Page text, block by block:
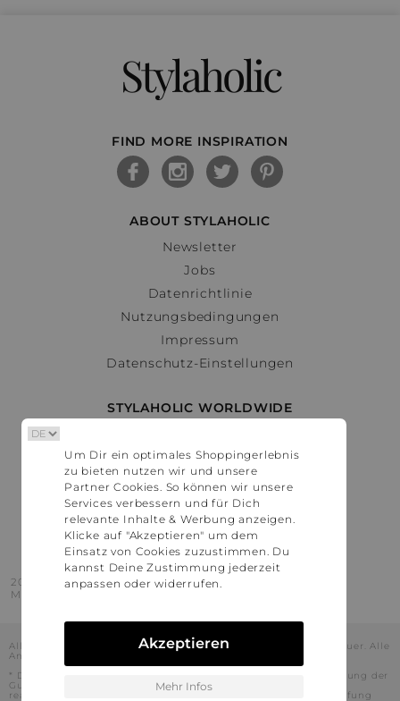
Stylaholic
FIND MORE INSPIRATION
ABOUT STYLAHOLIC
Newsletter
Jobs
Datenrichtlinie
Nutzungsbedingungen
Impressum
Datenschutz-Einstellungen
STYLAHOLIC WORLDWIDE
Österreich
Schweiz
France
United States
2016 - 2026 © Stylaholic.
Made for you with love in munich.
Alle Preise inkl. der jeweils geltenden gesetzlichen Mehrwertsteuer. Alle
Angaben ohne Gewähr.
* Die angezeigten Preise beinhalten Rabatte, die durch die Nutzung der
Gutschein-Codes auf den Seiten unserer Partner voraussichtlich
realisiert werden können. Stylaholic führt keine vollständige Prüfung
Um Dir ein optimales Shoppingerlebnis
zu bieten nutzen wir und unsere
Partner Cookies. So können wir unsere
Services verbessern und für Dich
relevante Inhalte & Werbung anzeigen.
Klicke auf "Akzeptieren" um dem
Einsatz von Cookies zuzustimmen. Du
kannst Deine Zustimmung jederzeit
anpassen oder widerrufen.
Akzeptieren
Mehr Infos